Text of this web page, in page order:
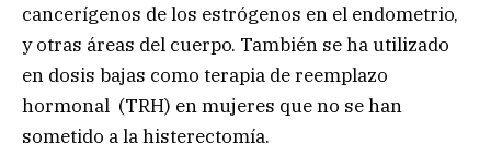
cancerígenos de los estrógenos en el endometrio,
y otras áreas del cuerpo. También se ha utilizado
en dosis bajas como terapia de reemplazo
hormonal (TRH) en mujeres que no se han
sometido a la histerectomía.